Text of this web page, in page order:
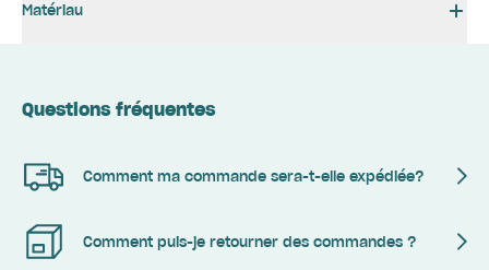
Matériau
Questions fréquentes
Comment ma commande sera-t-elle expédiée?
Comment puis-je retourner des commandes ?